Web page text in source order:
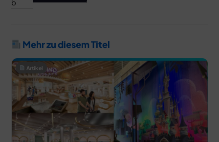
Mehr zu diesem Titel
Artikel